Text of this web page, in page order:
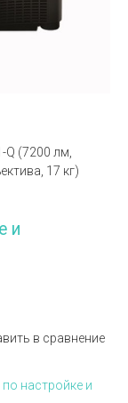
(7200 лм,
17 кг)
и
в сравнение
настройке и